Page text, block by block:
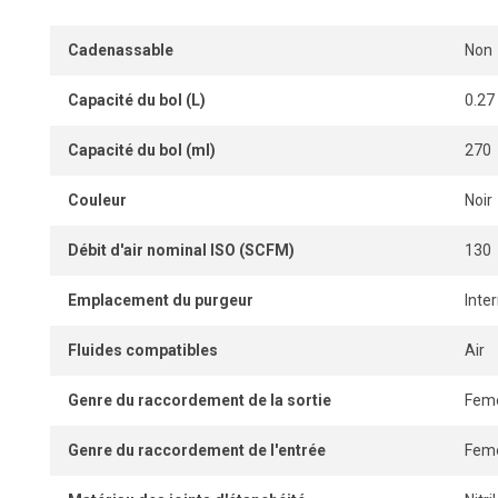
Cadenassable Non
Capacité du bol (L) 0.27
Capacité du bol (ml) 270
Couleur Noir
Débit d'air nominal ISO (SCFM) 130
Emplacement du purgeur
Fluides compatibles Air
Genre du raccordement de la sortie
Genre du raccordement de l'entrée